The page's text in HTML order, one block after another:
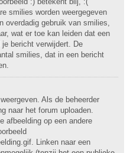
smilies worden weergegeven
overdadig gebruik van smilies,
wat er toe kan leiden dat een
bericht verwijdert. De
smilies, dat in een bericht
Als de beheerder
naar het forum uploaden.
afbeelding op een andere
Linken naar een